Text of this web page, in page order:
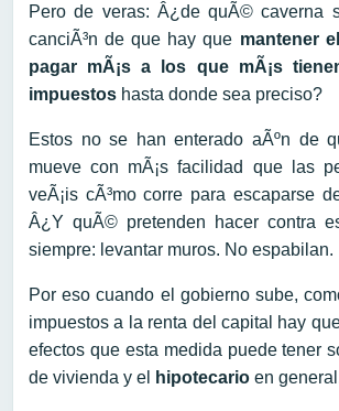
Pero de veras: Â¿de quÃ© caverna
canciÃ³n de que hay que mantener
pagar mÃ¡s a los que mÃ¡s
impuestos hasta donde sea preciso?
Estos no se han enterado aÃºn de
mueve con mÃ¡s facilidad que las
veÃ¡is cÃ³mo corre para escaparse
Â¿Y quÃ© pretenden hacer contra
siempre: levantar muros. No espabilan.
Por eso cuando el gobierno sube,
impuestos a la renta del capital hay
efectos que esta medida puede tener
de vivienda y el
hipotecario en